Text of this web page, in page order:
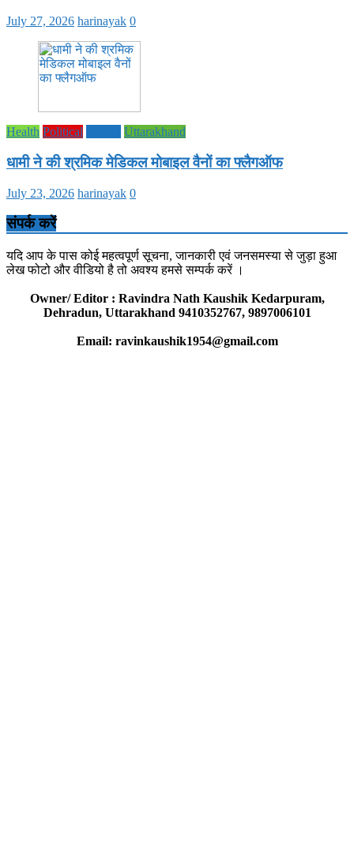
July 27, 2026 harinayak 0
Health Political Uttarakhand
धामी ने की श्रमिक मेडिकल मोबाइल वैनों का फ्लैगऑफ
July 23, 2026 harinayak 0
संपर्क करें
यदि आप के पास कोई महत्वपूर्ण सूचना, जानकारी एवं जनसमस्या से जुड़ा हुआ
लेख फोटो और वीडियो है तो अवश्य हमसे सम्पर्क करें ।
Owner/ Editor : Ravindra Nath Kaushik Kedarpuram,
Dehradun, Uttarakhand 9410352767, 9897006101
Email: ravinkaushik1954@gmail.com